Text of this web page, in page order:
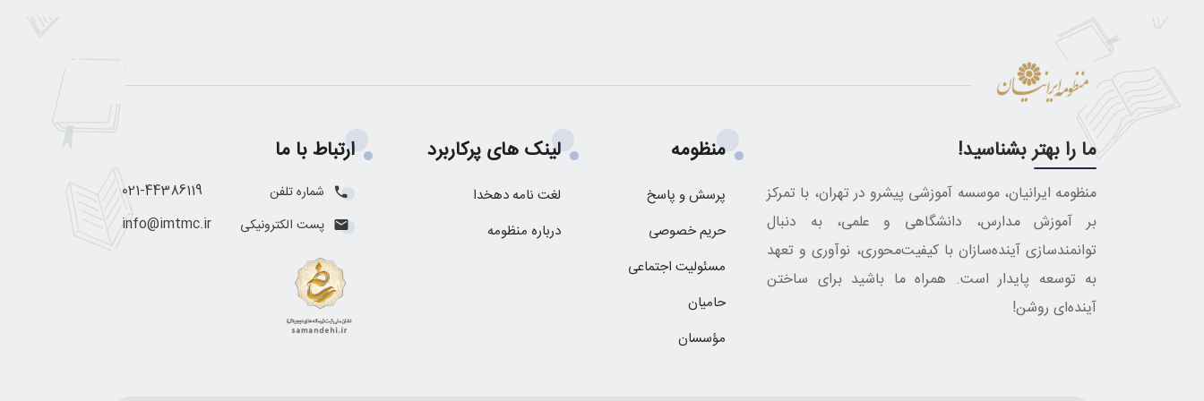
ما را بهتر بشناسید!
منظومه ایرانیان، موسسه آموزشی پیشرو در تهران، با تمرکز
بر آموزش مدارس، دانشگاهی و علمی، به دنبال
توانمندسازی آینده‌سازان با کیفیت‌محوری، نوآوری و تعهد
به توسعه پایدار است. همراه ما باشید برای ساختن
آینده‌ای روشن!
منظومه
پرسش و پاسخ
حریم خصوصی
مسئولیت اجتماعی
حامیان
مؤسسان
لینک های پرکاربرد
لغت نامه دهخدا
درباره منظومه
ارتباط با ما
شماره تلفن 021-44386119
پست الکترونیکی info@imtmc.ir